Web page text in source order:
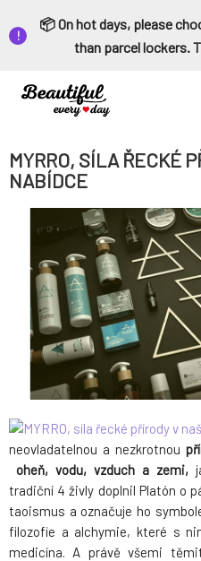
📦 On hot days, please
than parcel lockers.
MYRRO, SÍLA ŘECKÉ
NABÍDCE
neovladatelnou a nezkrotnou
oheň, vodu, vzduch a zemi,
tradiční 4 živly doplnil Platón o
taoismus a označuje ho
filozofie a alchymie, které s
medicína. A právě všemi